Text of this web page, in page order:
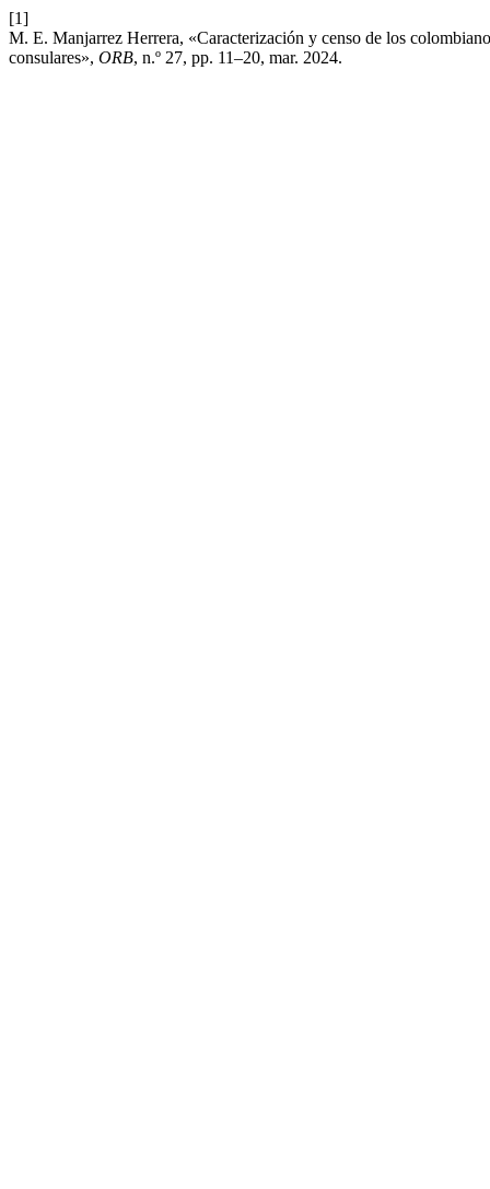
[1]
M. E. Manjarrez Herrera, «Caracterización y censo de los
consulares», ORB, n.º 27, pp. 11–20, mar. 2024.